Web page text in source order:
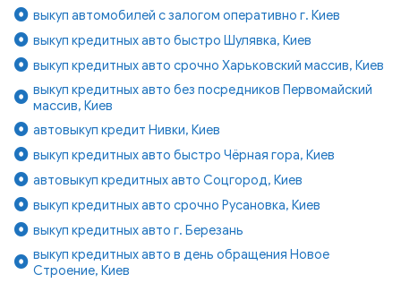
выкуп автомобилей с залогом оперативно г. Киев
выкуп кредитных авто быстро Шулявка, Киев
выкуп кредитных авто срочно Харьковский массив, Киев
выкуп кредитных авто без посредников Первомайский
массив, Киев
автовыкуп кредит Нивки, Киев
выкуп кредитных авто быстро Чёрная гора, Киев
автовыкуп кредитных авто Соцгород, Киев
выкуп кредитных авто срочно Русановка, Киев
выкуп кредитных авто г. Березань
выкуп кредитных авто в день обращения Новое
Строение, Киев